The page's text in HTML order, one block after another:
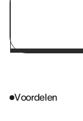
Voordelen